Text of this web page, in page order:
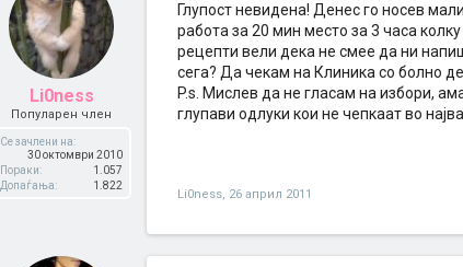
Li0ness
Популарен член
Се зачлени на:
30 октомври 2010
Пораки:
1.057
Допаѓања:
1.822
Глупост невидена! Денес го носев
работа за 20 мин место за 3 часа
рецепти вели дека не смее да ни
сега? Да чекам на Клиника со болно
P.s. Мислев да не гласам на избори,
глупави одлуки кои не чепкаат во
Li0ness, 26 април 2011